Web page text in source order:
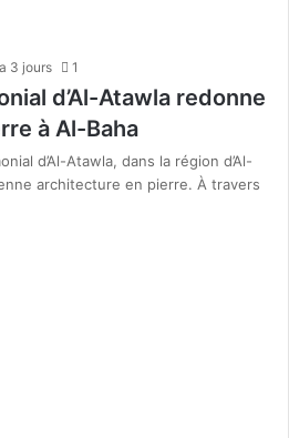
3 jours 1
d’Al-Atawla redonne
à Al-Baha
d’Al-Atawla, dans la région d’Al-
architecture en pierre. À travers